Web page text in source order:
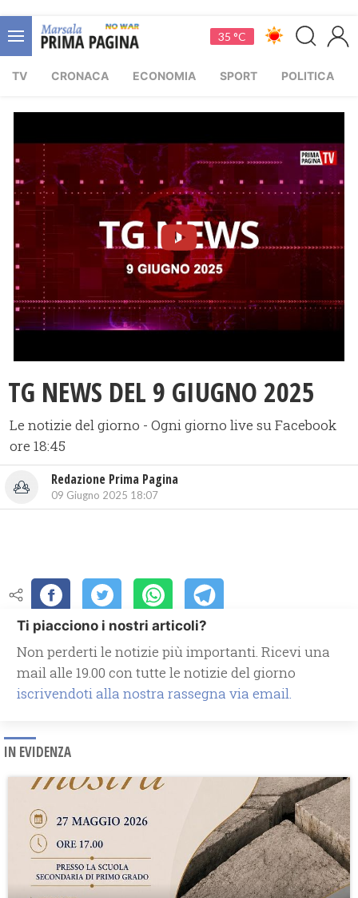
35 °C
TV CRONACA ECONOMIA SPORT POLITICA
TG NEWS DEL 9 GIUGNO 2025
Le notizie del giorno - Ogni giorno live su Facebook
ore 18:45
Redazione Prima Pagina
09 Giugno 2025 18:07
Ti piacciono i nostri articoli?
Non perderti le notizie più importanti. Ricevi una
mail alle 19.00 con tutte le notizie del giorno
iscrivendoti alla nostra rassegna via email.
IN EVIDENZA